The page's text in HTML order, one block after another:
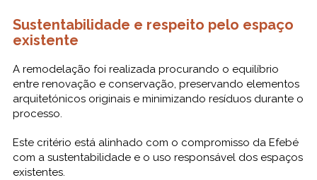
Sustentabilidade e respeito pelo espaço
existente
A remodelação foi realizada procurando o equilíbrio
entre renovação e conservação, preservando elementos
arquitetónicos originais e minimizando resíduos durante o
processo.
Este critério está alinhado com o compromisso da Efebé
com a sustentabilidade e o uso responsável dos espaços
existentes.